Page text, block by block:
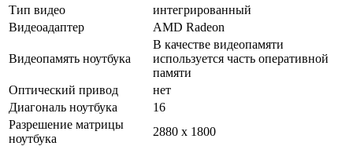
Тип видео
интегрированный
Видеоадаптер
AMD Radeon
Видеопамять ноутбука
В качестве видеопамяти
используется часть оперативной
памяти
Оптический привод
нет
Диагональ ноутбука
16
Разрешение матрицы
ноутбука
2880 x 1800